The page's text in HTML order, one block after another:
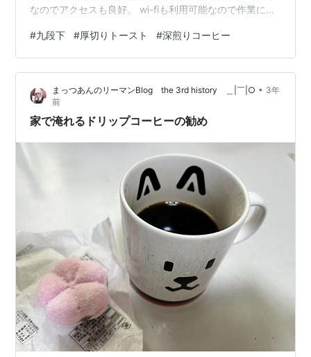
なのでアクセスも良好。 wi-fiも利用可能なので作業にも
キ、ラテアートが人気なお店です。 また、厚切りトース
トが特に人気で、季節ごとに期間限定の厚切りトースト
が食べられるのが魅力の一つです。 店内は照明やインテ
リアにこだわっており、大人な雰囲気が漂っています。
とても落ち着く空間で、ずっと居たくなるような雰囲気
が最高です。…
#九段下 #厚切りトースト #深煎りコーヒー
まっつあんのリーマンBlog the 3rd history ＿|￣|○ • 3年
前
家で淹れるドリップコーヒーの勧め